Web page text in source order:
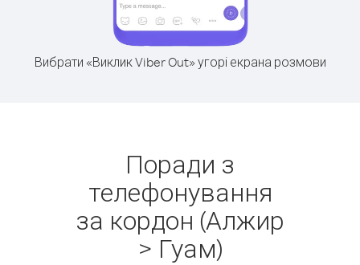
Вибрати «Виклик Viber Out» угорі екрана розмови
Поради з
телефонування
за кордон (Алжир
> Гуам)